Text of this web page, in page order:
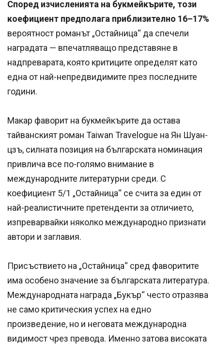
Според изчисленията на букмейкърите, този
коефициент предполага приблизително 16–17%
вероятност романът „Остайница“ да спечели
наградата — впечатляващо представяне в
надпреварата, която критиците определят като
една от най-непредвидимите през последните
години.
Макар фаворит на букмейкърите да остава
тайванският роман Taiwan Travelogue на Ян Шуан-
цзъ, силната позиция на българската номинация
привлича все по-голямо внимание в
международните литературни среди. С
коефициент 5/1 „Остайница“ се счита за един от
най-реалистичните претенденти за отличието,
изпреварвайки няколко международно признати
автори и заглавия.
Присъствието на „Остайница“ сред фаворитите
има особено значение за българската литература.
Международната награда „Букър“ често отразява
не само критическия успех на едно
произведение, но и неговата международна
видимост чрез превода. Именно затова високата